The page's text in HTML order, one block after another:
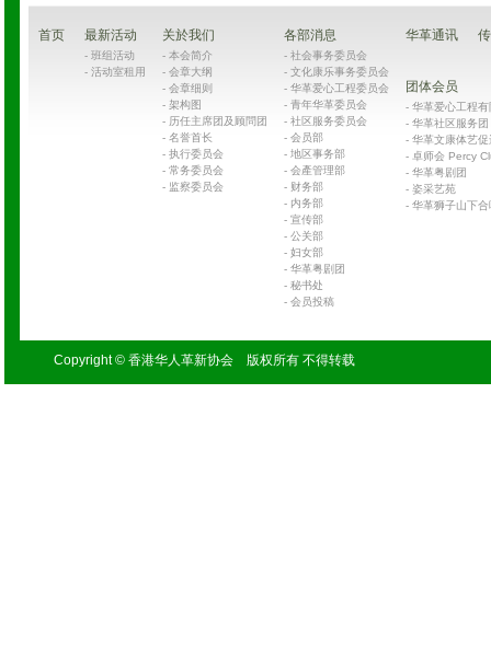
首页 最新活动
- 班组活动
- 活动室租用
关於我们
- 本会简介
- 会章大纲
- 会章细则
- 架构图
- 历任主席团及顾問团
- 名誉首长
- 执行委员会
- 常务委员会
- 监察委员会
各部消息
- 社会事务委员会
- 文化康乐事务委员会
- 华革爱心工程委员会
- 青年华革委员会
- 社区服务委员会
- 会员部
- 地区事务部
- 会產管理部
- 财务部
- 内务部
- 宣传部
- 公关部
- 妇女部
- 华革粤剧团
- 秘书处
- 会员投稿
华革通讯
团体会员
- 华革爱心工程
- 华革社区服务
- 华革文康体艺促
- 卓师会 Percy
- 华革粤剧团
- 姿采艺苑
- 华革狮子山下
Copyright © 香港华人革新协会 版权所有 不得转载